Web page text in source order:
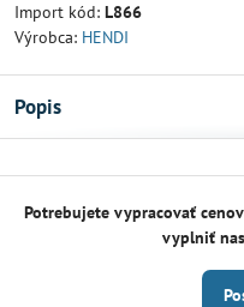
Import kód: L866
Výrobca: HENDI
Popis
Potrebujete vypracovať
vyplniť